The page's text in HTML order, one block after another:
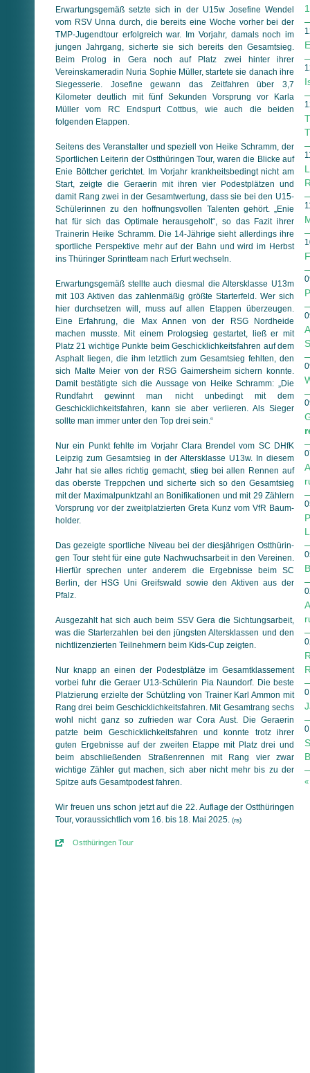
Erwartungsgemäß setzte sich in der U15w Josefine Wendel
vom RSV Unna durch, die bereits eine Woche vorher bei der
TMP-Jugendtour erfolgreich war. Im Vorjahr, damals noch im
jungen Jahrgang, sicherte sie sich bereits den Gesamtsieg.
Beim Prolog in Gera noch auf Platz zwei hinter ihrer
Vereinskameradin Nuria Sophie Müller, startete sie danach ihre
Siegesserie. Josefine gewann das Zeitfahren über 3,7
Kilometer deutlich mit fünf Sekunden Vorsprung vor Karla
Müller vom RC Endspurt Cott­bus, wie auch die beiden
folgenden Etappen.
Seitens des Veranstalter und speziell von Heike Schramm, der
Sportlichen Leiterin der Ostthüringen Tour, waren die Blicke auf
Enie Böttcher gerichtet. Im Vorjahr krankheitsbedingt nicht am
Start, zeigte die Geraerin mit ihren vier Podestplätzen und
damit Rang zwei in der Gesamtwertung, dass sie bei den U15-
Schülerinnen zu den hoffnungsvollen Talenten gehört. „Enie
hat für sich das Optimale herausgeholt“, so das Fazit ihrer
Trainerin Heike Schramm. Die 14-Jährige sieht allerdings ihre
sportliche Perspektive mehr auf der Bahn und wird im Herbst
ins Thüringer Sprintteam nach Erfurt wechseln.
Erwartungsgemäß stellte auch diesmal die Altersklasse U13m
mit 103 Aktiven das zahlenmäßig größte Starterfeld. Wer sich
hier durchsetzen will, muss auf allen Etappen überzeugen.
Eine Erfahrung, die Max Annen von der RSG Nordheide
machen musste. Mit einem Prologsieg gestartet, ließ er mit
Platz 21 wichtige Punkte beim Geschicklichkeitsfahren auf dem
Asphalt liegen, die ihm letztlich zum Gesamtsieg fehlten, den
sich Malte Meier von der RSG Gaimersheim sichern konnte.
Damit bestätigte sich die Aussage von Heike Schramm: „Die
Rundfahrt gewinnt man nicht unbedingt mit dem
Geschicklichkeitsfahren, kann sie aber verlieren. Als Sieger
sollte man immer unter den Top drei sein.“
Nur ein Punkt fehlte im Vorjahr Clara Brendel vom SC DHfK
Leipzig zum Gesamtsieg in der Altersklasse U13w. In diesem
Jahr hat sie alles richtig gemacht, stieg bei allen Rennen auf
das oberste Treppchen und sicherte sich so den Gesamtsieg
mit der Maximalpunktzahl an Bonifikationen und mit 29 Zählern
Vor­sprung vor der zweitplatzierten Greta Kunz vom VfR Baum­
holder.
Das gezeigte sportliche Niveau bei der diesjährigen Ost­thü­rin­
gen Tour steht für eine gute Nachwuchsarbeit in den Vereinen.
Hierfür sprechen unter anderem die Ergebnisse beim SC
Berlin, der HSG Uni Greifswald sowie den Aktiven aus der
Pfalz.
Ausgezahlt hat sich auch beim SSV Gera die Sichtungsarbeit,
was die Starterzahlen bei den jüngsten Altersklassen und den
nichtlizenzierten Teilnehmern beim Kids-Cup zeigten.
Nur knapp an einen der Podestplätze im Gesamtklassement
vorbei fuhr die Geraer U13-Schülerin Pia Naundorf. Die beste
Platzierung erzielte der Schützling von Trainer Karl Ammon mit
Rang drei beim Geschicklichkeitsfahren. Mit Gesamtrang sechs
wohl nicht ganz so zufrieden war Cora Aust. Die Geraerin
patzte beim Geschicklichkeitsfahren und konnte trotz ihrer
guten Ergebnisse auf der zweiten Etappe mit Platz drei und
beim abschließenden Straßenrennen mit Rang vier zwar
wichtige Zähler gut machen, sich aber nicht mehr bis zu der
Spitze aufs Gesamtpodest fahren.
Wir freuen uns schon jetzt auf die 22. Auflage der Ostthüringen
Tour, voraussichtlich vom 16. bis 18. Mai 2025. (rs)
Ostthüringen Tour
«